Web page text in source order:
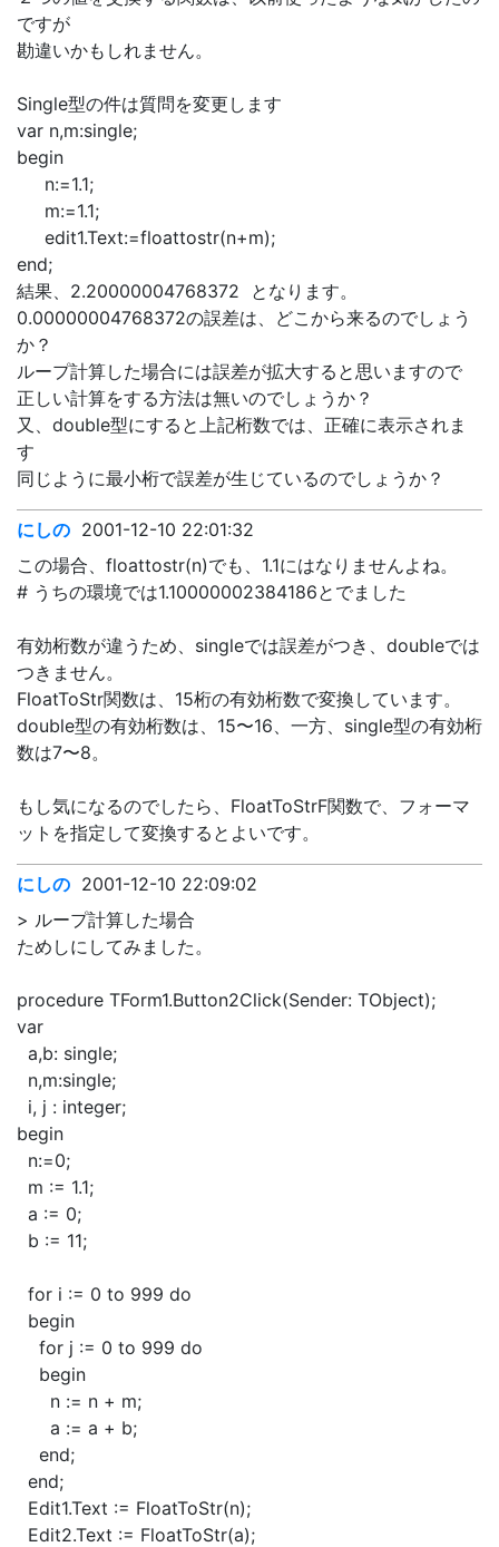
ですが
勘違いかもしれません。
Single型の件は質問を変更します
var n,m:single;
begin
n:=1.1;
m:=1.1;
edit1.Text:=floattostr(n+m);
end;
結果、2.20000004768372 となります。
0.00000004768372の誤差は、どこから来るのでしょう
か？
ループ計算した場合には誤差が拡大すると思いますので
正しい計算をする方法は無いのでしょうか？
又、double型にすると上記桁数では、正確に表示されま
す
同じように最小桁で誤差が生じているのでしょうか？
にしの 2001-12-10 22:01:32
この場合、floattostr(n)でも、1.1にはなりませんよね。
# うちの環境では1.10000002384186とでました
有効桁数が違うため、singleでは誤差がつき、doubleでは
つきません。
FloatToStr関数は、15桁の有効桁数で変換しています。
double型の有効桁数は、15〜16、一方、single型の有効桁
数は7〜8。
もし気になるのでしたら、FloatToStrF関数で、フォーマ
ットを指定して変換するとよいです。
にしの 2001-12-10 22:09:02
> ループ計算した場合
ためしにしてみました。
procedure TForm1.Button2Click(Sender: TObject);
var
a,b: single;
n,m:single;
i, j : integer;
begin
n:=0;
m := 1.1;
a := 0;
b := 11;
for i := 0 to 999 do
begin
for j := 0 to 999 do
begin
n := n + m;
a := a + b;
end;
end;
Edit1.Text := FloatToStr(n);
Edit2.Text := FloatToStr(a);